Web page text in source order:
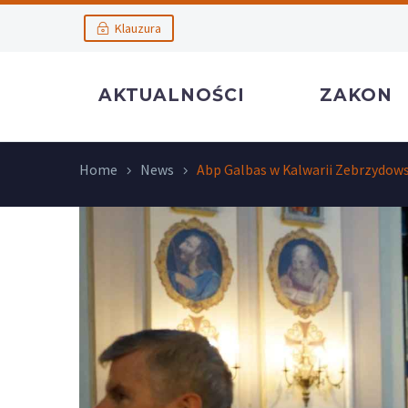
Klauzura
AKTUALNOŚCI ZAKON
Home News Abp Galbas w Kalwarii